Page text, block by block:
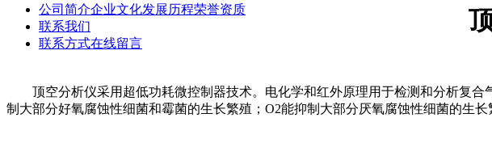
公司简介企业文化发展历程荣誉资质
联系我们
联系方式在线留言
顶空分析仪采用超低功耗微控制器技术。电化学和红外原理用于检测和分析复合
制大部分好氧腐蚀性细菌和霉菌的生长繁殖；O2能抑制大部分厌氧腐蚀性细菌的生